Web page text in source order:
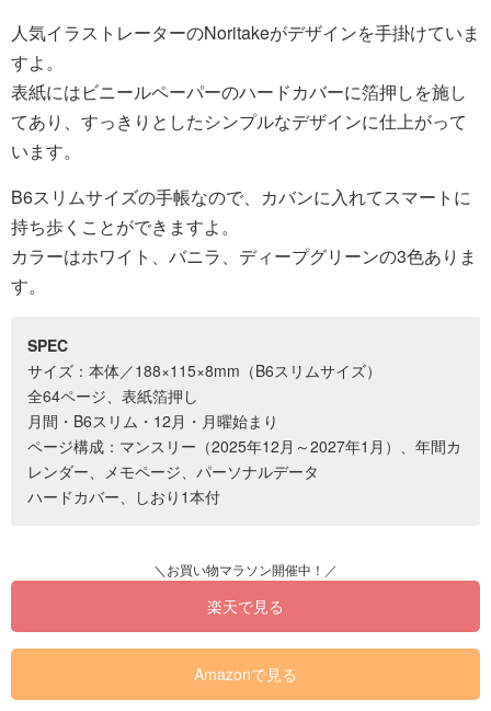
人気イラストレーターのNoritakeがデザインを手掛けていま
すよ。
表紙にはビニールペーパーのハードカバーに箔押しを施し
てあり、すっきりとしたシンプルなデザインに仕上がって
います。
B6スリムサイズの手帳なので、カバンに入れてスマートに
持ち歩くことができますよ。
カラーはホワイト、バニラ、ディープグリーンの3色ありま
す。
SPEC
サイズ：本体／188×115×8mm（B6スリムサイズ）
全64ページ、表紙箔押し
月間・B6スリム・12月・月曜始まり
ページ構成：マンスリー（2025年12月～2027年1月）、年間カ
レンダー、メモページ、パーソナルデータ
ハードカバー、しおり1本付
楽天で見る
Amazonで見る